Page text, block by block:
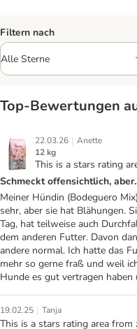
Filtern nach
Top‑Bewertungen
22.03.26 | Anette
12 kg
This is a stars rating
Schmeckt offensichtlich,
Meiner Hündin (Bodeguero
sehr, aber sie hat Blähungen.
Tag, hat teilweise auch
dem anderen Futter. Davon
andere normal. Ich hatte das
mehr so gerne fraß und weil
Hunde es gut vertragen
19.02.25 | Tanja
This is a stars rating area from